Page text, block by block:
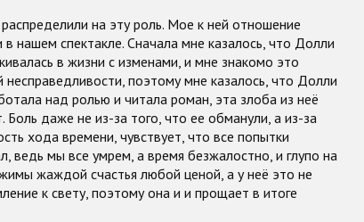
на эту роль. Мое к ней отношение
нашем спектакле. Сначала мне казалось, что Долли
в жизни с изменами, и мне знакомо это
поэтому мне казалось, что Долли
над ролью и читала роман, эта злоба из неё
Боль даже не из-за того, что ее обманули, а из-за
хода времени, чувствует, что все попытки
ведь мы все умрем, а время безжалостно, и глупо на
жаждой счастья любой ценой, а у неё это не
к свету, поэтому она и и прощает в итоге